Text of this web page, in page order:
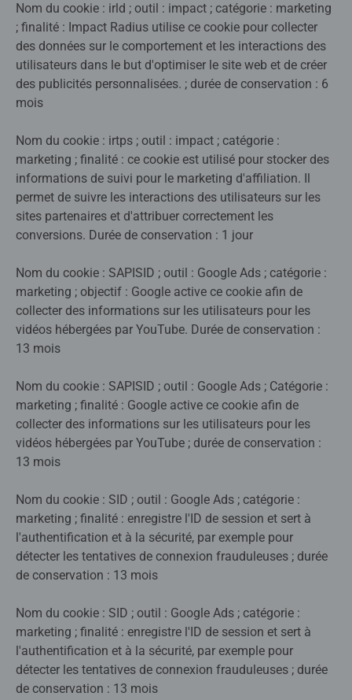
Nom du cookie : irld ; outil : impact ; catégorie : marketing
; finalité : Impact Radius utilise ce cookie pour collecter
des données sur le comportement et les interactions des
utilisateurs dans le but d'optimiser le site web et de créer
des publicités personnalisées. ; durée de conservation : 6
mois
Nom du cookie : irtps ; outil : impact ; catégorie :
marketing ; finalité : ce cookie est utilisé pour stocker des
informations de suivi pour le marketing d'affiliation. Il
permet de suivre les interactions des utilisateurs sur les
sites partenaires et d'attribuer correctement les
conversions. Durée de conservation : 1 jour
Nom du cookie : SAPISID ; outil : Google Ads ; catégorie :
marketing ; objectif : Google active ce cookie afin de
collecter des informations sur les utilisateurs pour les
vidéos hébergées par YouTube. Durée de conservation :
13 mois
Nom du cookie : SAPISID ; outil : Google Ads ; Catégorie :
marketing ; finalité : Google active ce cookie afin de
collecter des informations sur les utilisateurs pour les
vidéos hébergées par YouTube ; durée de conservation :
13 mois
Nom du cookie : SID ; outil : Google Ads ; catégorie :
marketing ; finalité : enregistre l'ID de session et sert à
l'authentification et à la sécurité, par exemple pour
détecter les tentatives de connexion frauduleuses ; durée
de conservation : 13 mois
Nom du cookie : SID ; outil : Google Ads ; catégorie :
marketing ; finalité : enregistre l'ID de session et sert à
l'authentification et à la sécurité, par exemple pour
détecter les tentatives de connexion frauduleuses ; durée
de conservation : 13 mois